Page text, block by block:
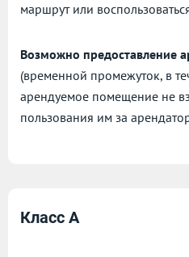
маршрут или
Возможно предоставление
(временной промежуток, в
арендуемое помещение не
пользования им за
Класс A